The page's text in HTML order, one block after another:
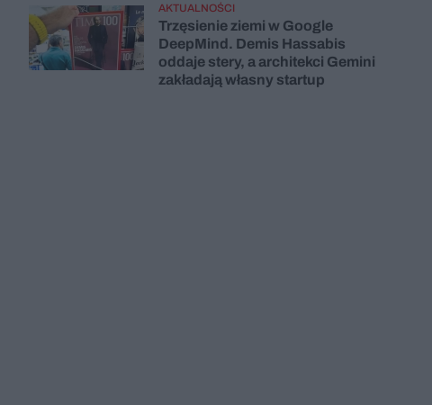
AKTUALNOŚCI
Trzęsienie ziemi w Google
DeepMind. Demis Hassabis
oddaje stery, a architekci Gemini
zakładają własny startup